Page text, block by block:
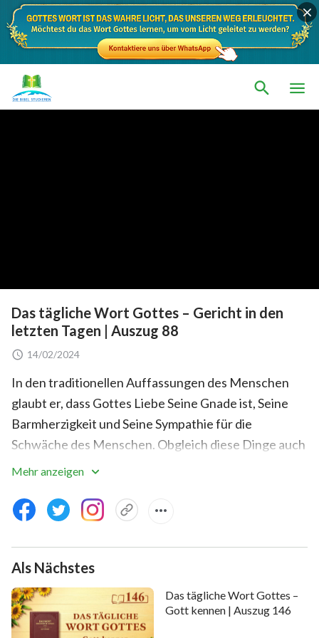
Das tägliche Wort Gottes – Gericht in den
letzten Tagen | Auszug 88
14/02/2024
In den traditionellen Auffassungen des Menschen
glaubt er, dass Gottes Liebe Seine Gnade ist, Seine
Barmherzigkeit und Seine Sympathie für die
Schwäche des Menschen. Obgleich diese Dinge auch
die Liebe Gottes darstellen, sind sie ebenfalls zu
Gott den Menschen vollkommen macht. Wenn
manche Leute gerade erst angefangen haben, an
Gott zu glauben, ist es wegen Krankheit. Diese
Krankheit ist Gottes Gnade für dich; ohne sie
würdest du nicht an Gott glauben, und wenn du nicht
an Gott glauben würdest, dann wärst du nicht so weit
gekommen – und somit ist sogar diese Gnade, die
Mehr anzeigen
Als Nächstes
Das tägliche Wort Gottes –
Gott kennen | Auszug 146